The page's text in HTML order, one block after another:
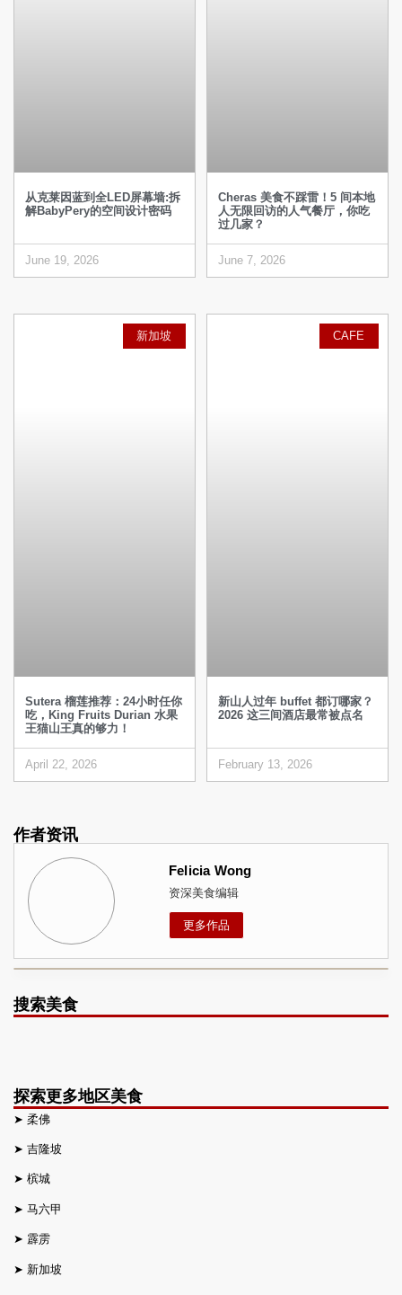
从克莱因蓝到全LED屏幕墙:拆
解BabyPery的空间设计密码
June 19, 2026
Cheras 美食不踩雷！5 间本地
人无限回访的人气餐厅，你吃
过几家？
June 7, 2026
新加坡
Sutera 榴莲推荐：24小时任你
吃，King Fruits Durian 水果
王猫山王真的够力！
April 22, 2026
CAFE
新山人过年 buffet 都订哪家？
2026 这三间酒店最常被点名
February 13, 2026
作者资讯
Felicia Wong
资深美食编辑
更多作品
搜索美食
探索更多地区美食
➤ 柔佛
➤ 吉隆坡
➤ 槟城
➤ 马六甲
➤ 霹雳
➤ 新加坡